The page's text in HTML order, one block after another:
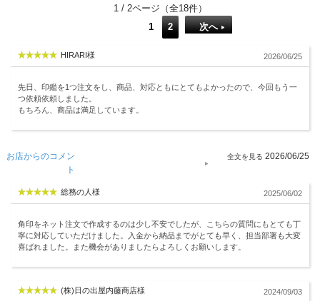
1 / 2ページ（全18件）
1
2 次へ
HIRARI様 2026/06/25
先日、印鑑を1つ注文をし、商品、対応ともにとてもよかったので、今回もう一
つ依頼依頼しました。
もちろん、商品は満足しています。
お店からのコメン
ト
2026/06/25
総務の人様 2025/06/02
角印をネット注文で作成するのは少し不安でしたが、こちらの質問にもとても丁
寧に対応していただけました。入金から納品までがとても早く、担当部署も大変
喜ばれました。また機会がありましたらよろしくお願いします。
(株)日の出屋内藤商店様 2024/09/03